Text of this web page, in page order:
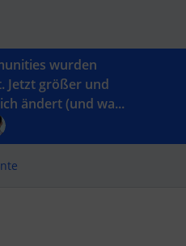
wurden
Jetzt größer und
ändert (und wa...